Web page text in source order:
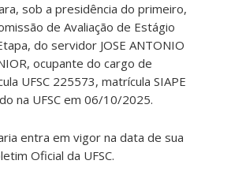
sob a presidência do primeiro,
de Avaliação de Estágio
do servidor JOSE ANTONIO
ocupante do cargo de
UFSC 225573, matrícula SIAPE
na UFSC em 06/10/2025.
entra em vigor na data de sua
Oficial da UFSC.